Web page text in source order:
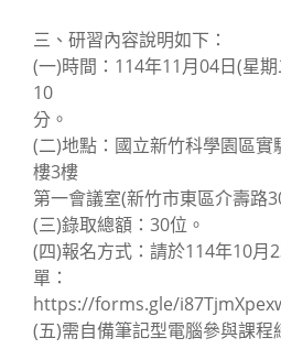
三、研習內容說明如下：
(一)時間：114年11月04日(星
10
分。
(二)地點：國立新竹科學園區
樓3樓
第一會議室(新竹市東區介壽路
(三)錄取總額：30位。
(四)報名方式：請於114年10月
單：
https://forms.gle/
(五)需自備筆記型電腦參與課程